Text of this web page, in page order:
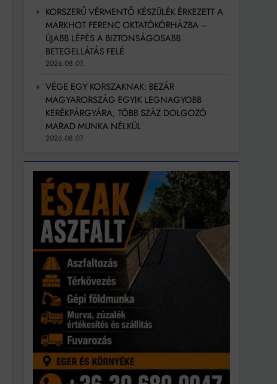
KORSZERŰ VÉRMENTŐ KÉSZÜLÉK ÉRKEZETT A
MARKHOT FERENC OKTATÓKÓRHÁZBA –
ÚJABB LÉPÉS A BIZTONSÁGOSABB
BETEGELLÁTÁS FELÉ
2026.08.07.
VÉGE EGY KORSZAKNAK: BEZÁR
MAGYARORSZÁG EGYIK LEGNAGYOBB
KERÉKPÁRGYÁRA, TÖBB SZÁZ DOLGOZÓ
MARAD MUNKA NÉLKÜL
2026.08.07.